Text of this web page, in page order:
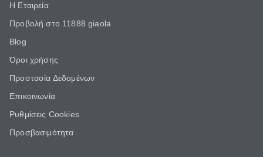
Η Εταιρεία
Προβολή στο 11888 giaola
Blog
Όροι χρήσης
Προστασία Δεδομένων
Επικοινωνία
Ρυθμίσεις Cookies
Προσβασιμότητα